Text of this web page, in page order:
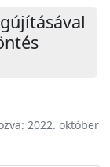
2022. október